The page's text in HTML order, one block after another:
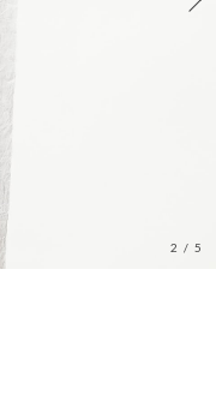
3 /5